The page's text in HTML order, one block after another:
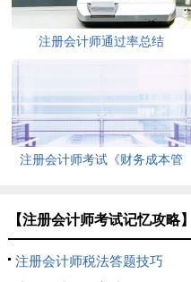
注册会计师通过率总结
注册会计师考试《财务成本管
【注册会计师考试记忆攻略
注册会计师税法答题技巧